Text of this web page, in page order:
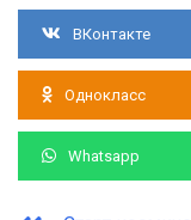
ВКонтакте
Однокласс
Whatsapp